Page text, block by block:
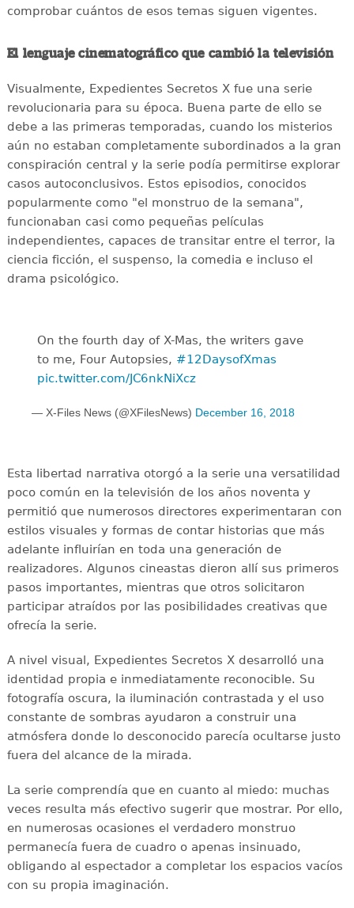
comprobar cuántos de esos temas siguen vigentes.
El lenguaje cinematográfico que cambió la televisión
Visualmente, Expedientes Secretos X fue una serie
revolucionaria para su época. Buena parte de ello se
debe a las primeras temporadas, cuando los misterios
aún no estaban completamente subordinados a la gran
conspiración central y la serie podía permitirse explorar
casos autoconclusivos. Estos episodios, conocidos
popularmente como "el monstruo de la semana",
funcionaban casi como pequeñas películas
independientes, capaces de transitar entre el terror, la
ciencia ficción, el suspenso, la comedia e incluso el
drama psicológico.
On the fourth day of X-Mas, the writers gave
to me, Four Autopsies, #12DaysofXmas
pic.twitter.com/JC6nkNiXcz
— X-Files News (@XFilesNews) December 16, 2018
Esta libertad narrativa otorgó a la serie una versatilidad
poco común en la televisión de los años noventa y
permitió que numerosos directores experimentaran con
estilos visuales y formas de contar historias que más
adelante influirían en toda una generación de
realizadores. Algunos cineastas dieron allí sus primeros
pasos importantes, mientras que otros solicitaron
participar atraídos por las posibilidades creativas que
ofrecía la serie.
A nivel visual, Expedientes Secretos X desarrolló una
identidad propia e inmediatamente reconocible. Su
fotografía oscura, la iluminación contrastada y el uso
constante de sombras ayudaron a construir una
atmósfera donde lo desconocido parecía ocultarse justo
fuera del alcance de la mirada.
La serie comprendía que en cuanto al miedo: muchas
veces resulta más efectivo sugerir que mostrar. Por ello,
en numerosas ocasiones el verdadero monstruo
permanecía fuera de cuadro o apenas insinuado,
obligando al espectador a completar los espacios vacíos
con su propia imaginación.